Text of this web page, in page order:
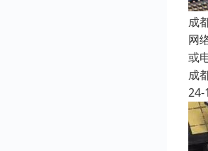
成
网
或
成
24-